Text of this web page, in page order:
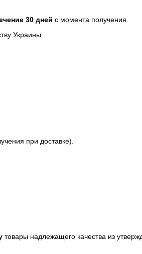
30 дней с момента получения.
Украины.
при доставке).
товары надлежащего качества из